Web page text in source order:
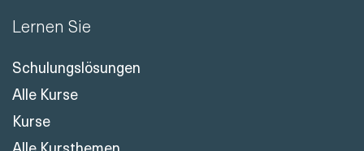
Lernen Sie
Schulungslösungen
Alle Kurse
Kurse